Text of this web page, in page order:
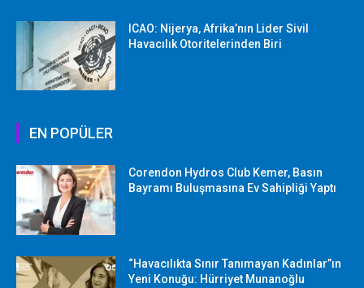
ICAO: Nijerya, Afrika’nın Lider Sivil
Havacılık Otoritelerinden Biri
EN POPÜLER
Corendon Hydros Club Kemer, Basın
Bayramı Buluşmasına Ev Sahipliği Yaptı
“Havacılıkta Sınır Tanımayan Kadınlar”ın
Yeni Konuğu: Hürriyet Munanoğlu